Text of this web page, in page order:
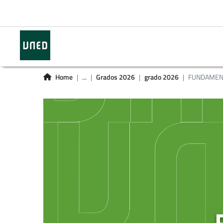
Home ... Grados 2026 grado 2026